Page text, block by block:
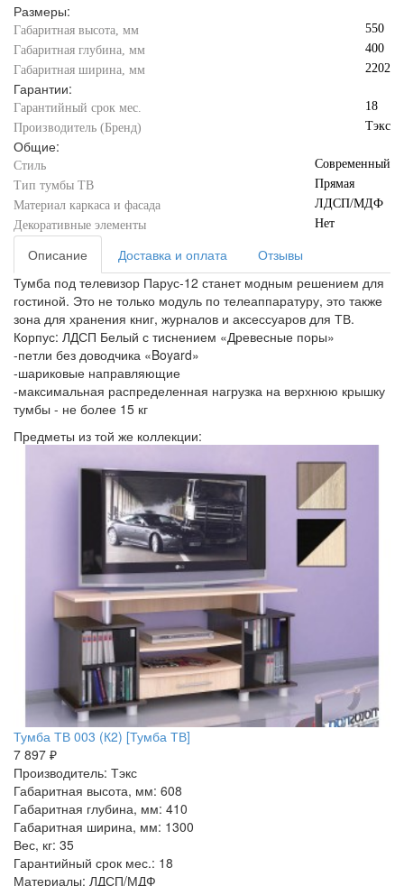
Размеры:
Габаритная высота, мм
550
Габаритная глубина, мм
400
Габаритная ширина, мм
2202
Гарантии:
Гарантийный срок мес.
18
Производитель (Бренд)
Тэкс
Общие:
Стиль
Современный
Тип тумбы ТВ
Прямая
Материал каркаса и фасада
ЛДСП/МДФ
Декоративные элементы
Нет
Описание Доставка и оплата
Отзывы
Тумба под телевизор Парус-12 станет модным решением для
гостиной. Это не только модуль по телеаппаратуру, это также
зона для хранения книг, журналов и аксессуаров для ТВ.
Корпус: ЛДСП Белый с тиснением «Древесные поры»
-петли без доводчика «Boyard»
-шариковые направляющие
-максимальная распределенная нагрузка на верхнюю крышку
тумбы - не более 15 кг
Предметы из той же коллекции:
Тумба ТВ 003 (К2) [Тумба ТВ]
7 897 ₽
Производитель: Тэкс
Габаритная высота, мм: 608
Габаритная глубина, мм: 410
Габаритная ширина, мм: 1300
Вес, кг: 35
Гарантийный срок мес.: 18
Материалы: ЛДСП/МДФ